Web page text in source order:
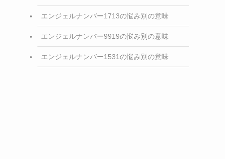
エンジェルナンバー1713の悩み別の意味
エンジェルナンバー9919の悩み別の意味
エンジェルナンバー1531の悩み別の意味